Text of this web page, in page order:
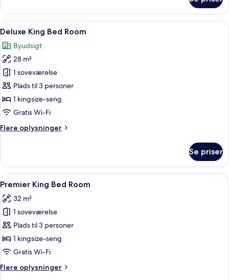
Twin
Bed
Room
Indlæs
alle
billeder
af
Deluxe
King
Bed
Room
Deluxe King Bed Room | Premium-
8
Deluxe King Bed Room
Byudsigt
28 m²
1 soveværelse
Plads til 3 personer
1 kingsize-seng
Gratis Wi-Fi
Flere oplysninger
Flere
King
Bed
Room
Se priser
Indlæs
alle
billeder
af
Premier
King
Bed
Et moderne hotelværelse med seng,
12
Premier King Bed Room
32 m²
1 soveværelse
Plads til 3 personer
1 kingsize-seng
Gratis Wi-Fi
Flere oplysninger
Flere